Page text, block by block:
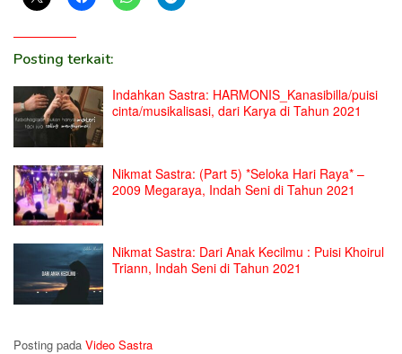
Posting terkait:
Indahkan Sastra: HARMONIS_Kanasibilla/puisi
cinta/musikalisasi, dari Karya di Tahun 2021
Nikmat Sastra: (Part 5) *Seloka Hari Raya* –
2009 Megaraya, Indah Seni di Tahun 2021
Nikmat Sastra: Dari Anak Kecilmu : Puisi Khoirul
Triann, Indah Seni di Tahun 2021
Posting pada Video Sastra